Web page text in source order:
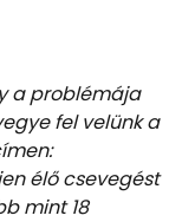
a problémája
fel velünk a
élő csevegést
mint 18